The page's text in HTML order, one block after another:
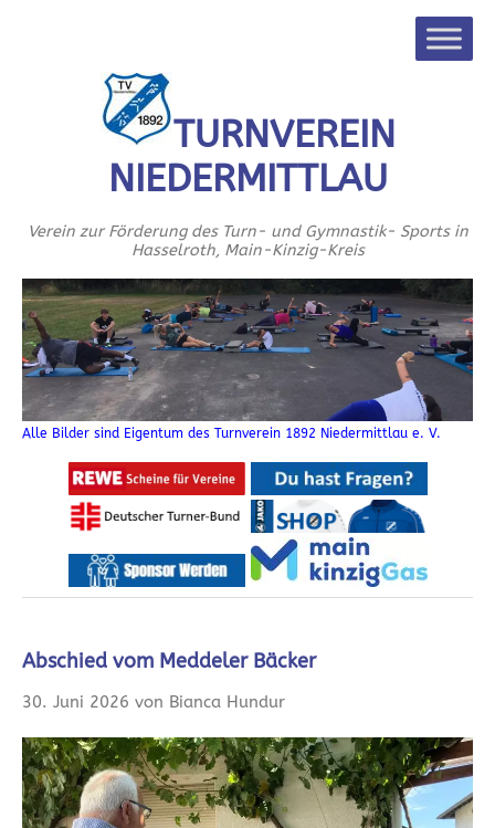
TURNVEREIN
NIEDERMITTLAU
Verein zur Förderung des Turn- und Gymnastik- Sports in
Hasselroth, Main-Kinzig-Kreis
Alle Bilder sind Eigentum des Turnverein 1892 Niedermittlau e. V.
Abschied vom Meddeler Bäcker
30. Juni 2026 von Bianca Hundur